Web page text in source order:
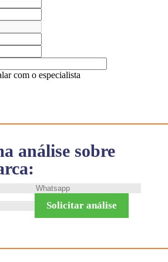
análise sobre
Solicitar análise
com o especialista